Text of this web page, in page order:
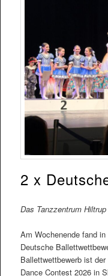
2 x
Das Tanzzentrum
Am Wochenende fand
Deutsche
Ballettwettbewerb ist
Dance Contest 2026 in